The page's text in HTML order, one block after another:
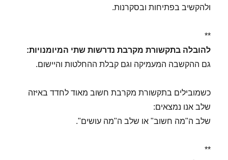
ולהקשיב בפתיחות ובסקרנות.
**
להובלה בתקשורת מקרבת נדרשות שתי המיומנויות:
גם ההקשבה המעמיקה וגם קבלת ההחלטות והיישום.
כשמובילים בתקשורת מקרבת חשוב מאוד לחדד באיזה
שלב אנו נמצאים:
שלב ה"מה חשוב" או שלב ה"מה עושים".
**